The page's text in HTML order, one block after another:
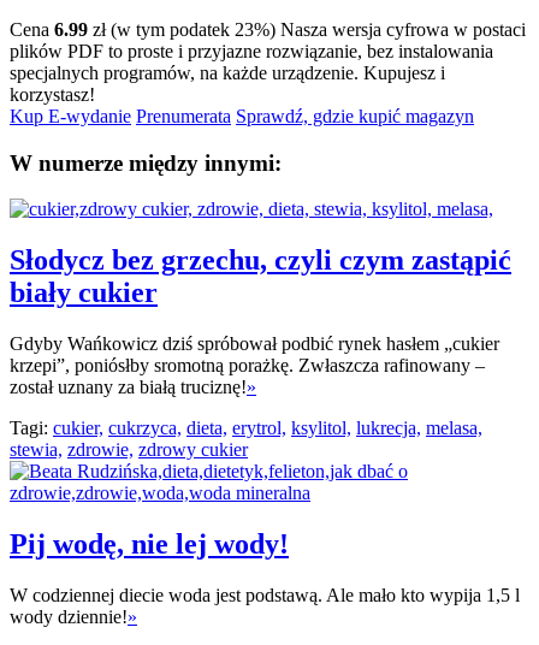
Cena 6.99 zł (w tym podatek 23%) Nasza wersja cyfrowa w postaci
plików PDF to proste i przyjazne rozwiązanie, bez instalowania
specjalnych programów, na każde urządzenie. Kupujesz i
korzystasz!
Kup E-wydanie Prenumerata Sprawdź, gdzie kupić magazyn
W numerze między innymi:
Słodycz bez grzechu, czyli czym zastąpić
biały cukier
Gdyby Wańkowicz dziś spróbował podbić rynek hasłem „cukier
krzepi”, poniósłby sromotną porażkę. Zwłaszcza rafinowany –
został uznany za białą truciznę!»
Tagi: cukier, cukrzyca, dieta, erytrol, ksylitol, lukrecja, melasa,
stewia, zdrowie, zdrowy cukier
Pij wodę, nie lej wody!
W codziennej diecie woda jest podstawą. Ale mało kto wypija 1,5 l
wody dziennie!»